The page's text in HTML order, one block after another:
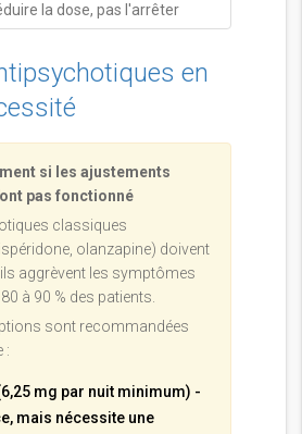
la dose, pas l'arrêter
en
si les ajustements
pas fonctionné
classiques
olanzapine) doivent
aggrèvent les symptômes
à 90 % des patients.
sont recommandées
:
mg par nuit minimum) -
mais nécessite une